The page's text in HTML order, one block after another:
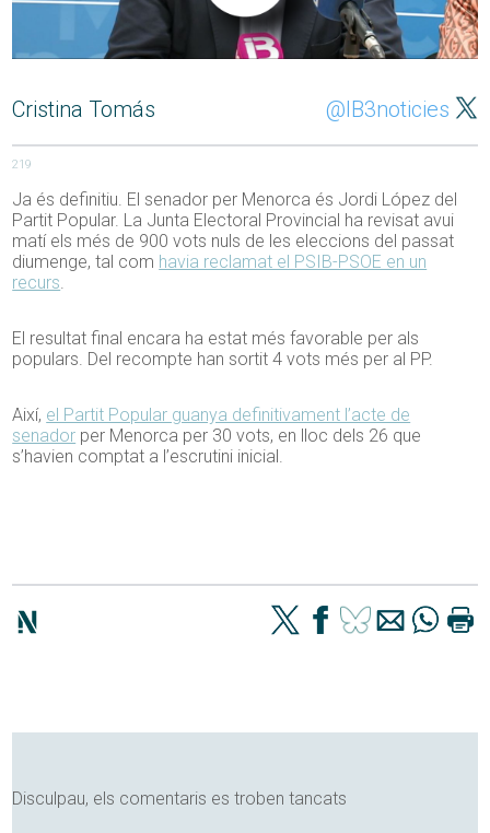
Cristina Tomás @IB3noticies
219
Ja és definitiu. El senador per Menorca és Jordi López del
Partit Popular. La Junta Electoral Provincial ha revisat avui
matí els més de 900 vots nuls de les eleccions del passat
diumenge, tal com havia reclamat el PSIB-PSOE en un
recurs.
El resultat final encara ha estat més favorable per als
populars. Del recompte han sortit 4 vots més per al PP.
Així, el Partit Popular guanya definitivament l’acte de
senador per Menorca per 30 vots, en lloc dels 26 que
s’havien comptat a l’escrutini inicial.
Disculpau, els comentaris es troben tancats